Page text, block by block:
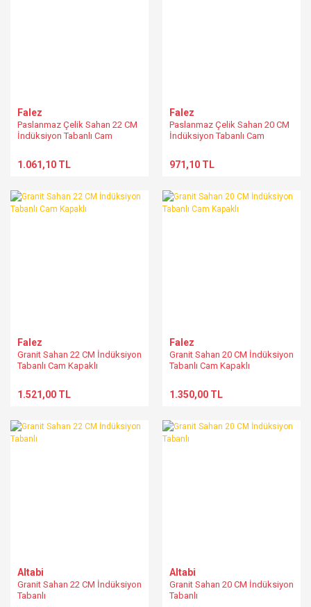
Falez
Paslanmaz Çelik Sahan 22 CM
İndüksiyon Tabanlı Cam
1.061,10 TL
Falez
Paslanmaz Çelik Sahan 20 CM
İndüksiyon Tabanlı Cam
971,10 TL
Falez
Granit Sahan 22 CM İndüksiyon
Tabanlı Cam Kapaklı
1.521,00 TL
Falez
Granit Sahan 20 CM İndüksiyon
Tabanlı Cam Kapaklı
1.350,00 TL
Altabi
Granit Sahan 22 CM İndüksiyon
Tabanlı
Altabi
Granit Sahan 20 CM İndüksiyon
Tabanlı